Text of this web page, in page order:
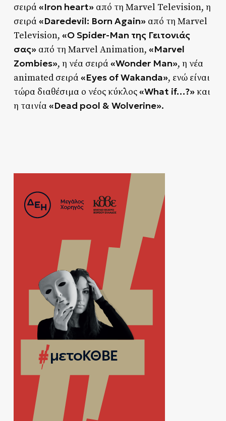
σειρά «Iron heart»από τη Marvel Television, η
σειρά «Daredevil: Born Again»από τη Marvel
Television, «Ο Spider-Man της Γειτονιάς
σας» από τη Marvel Animation, «Marvel
Zombies», η νέα σειρά «Wonder Man», η νέα
animated σειρά «Eyes of Wakanda», ενώ είναι
τώρα διαθέσιμα ο νέος κύκλος«What if…?»και
η ταινία «Dead pool & Wolverine».